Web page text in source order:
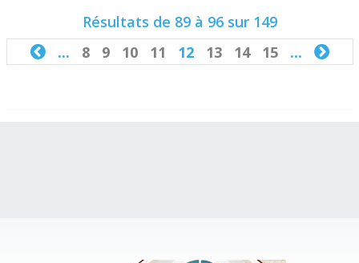
Résultats de 89 à 96 sur 149
... 8 9 10 11 12 13 14 15... 